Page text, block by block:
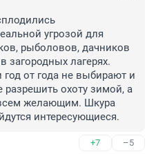
угрозой для
рыболовов, дачников
загородных лагерях.
от года не выбирают и
охоту зимой, а
желающим. Шкура
интересующиеся.
+7 –5